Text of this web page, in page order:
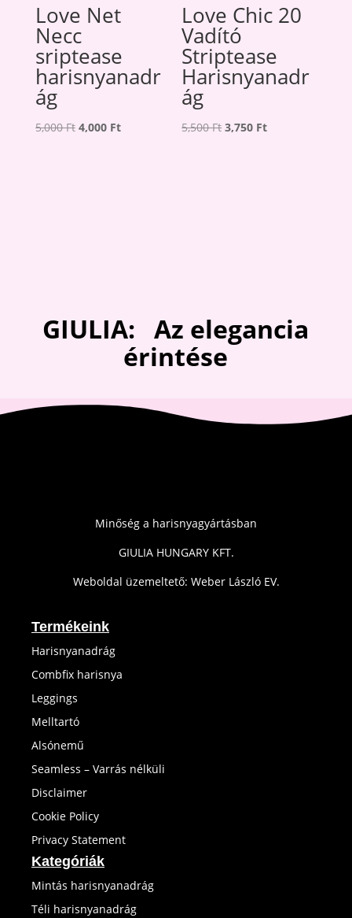
Love Net
Necc
sriptease
harisnyanadr
ág
5,000Ft Original
4,000 FtCurrent
Love Chic 20
Vadító
Striptease
Harisnyanadr
ág
5,500Ft Original
3,750 FtCurrent
GIULIA: Az elegancia
érintése
Minőség a harisnyagyártásban
GIULIA HUNGARY KFT.
Weboldal üzemeltető: Weber László EV.
Termékeink
Harisnyanadrág
Combfix harisnya
Leggings
Melltartó
Alsónemű
Seamless – Varrás nélküli
Disclaimer
Cookie Policy
Privacy Statement
Kategóriák
Mintás harisnyanadrág
Téli harisnyanadrág